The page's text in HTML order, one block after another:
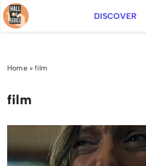
Vai
DISCOVER
Home» film
film